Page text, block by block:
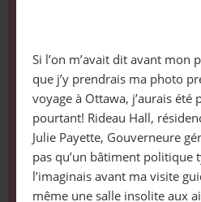
Si l’on m’avait dit avant mon
que j’y prendrais ma photo
voyage à Ottawa, j’aurais été
pourtant! Rideau Hall,
Julie Payette, Gouverneure
pas qu’un bâtiment politique
l’imaginais avant ma visite
même une salle insolite aux